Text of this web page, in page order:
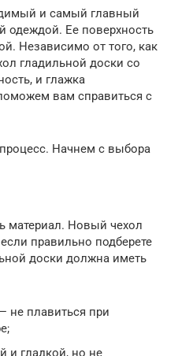
и самый главный
одеждой. Ее поверхность
Независимо от того, как
гладильной доски со
и глажка
вам справиться с
Начнем с выбора
материал. Новый чехол
правильно подберете
доски должна иметь
не плавиться при
и гладкой, но не